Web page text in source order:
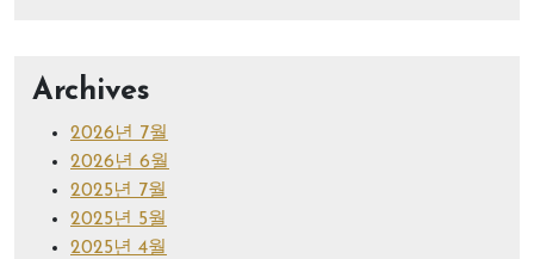
Archives
2026년 7월
2026년 6월
2025년 7월
2025년 5월
2025년 4월